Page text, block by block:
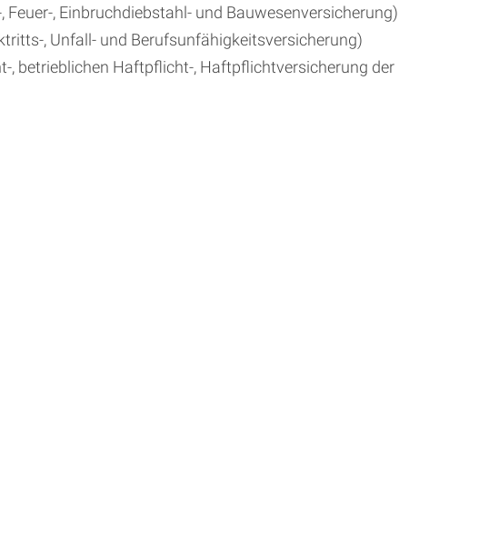
, Einbruchdiebstahl- und Bauwesenversicherung)
, Unfall- und Berufsunfähigkeitsversicherung)
betrieblichen Haftpflicht-, Haftpflichtversicherung der